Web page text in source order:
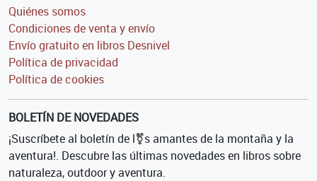
Quiénes somos
Condiciones de venta y envío
Envío gratuito en libros Desnivel
Política de privacidad
Política de cookies
BOLETÍN DE NOVEDADES
¡Suscríbete al boletín de l⚧s amantes de la montaña y la
aventura!. Descubre las últimas novedades en libros sobre
naturaleza, outdoor y aventura.